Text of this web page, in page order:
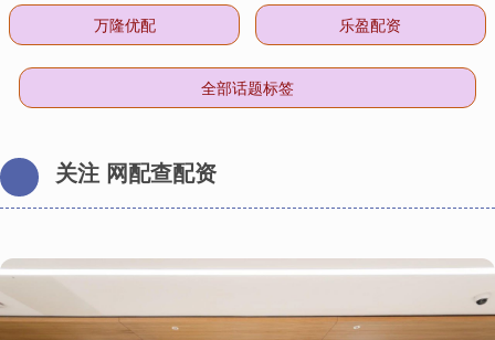
万隆优配 乐盈配资
全部话题标签
关注 网配查配资